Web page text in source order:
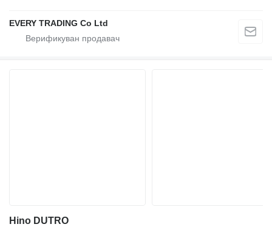
EVERY TRADING Co Ltd
Hino DUTRO